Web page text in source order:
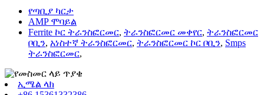
የጣቢያ ካርታ
AMP ሞባይል
Ferrite ኮር ትራንስፎርመር, ትራንስፎርመር መቀየር, ትራንስፎርመር
ቦቢን, አነስተኛ ትራንስፎርመር, ትራንስፎርመር ኮር ቦቢን, Smps
ትራንስፎርመር,
ኢሜል ላክ